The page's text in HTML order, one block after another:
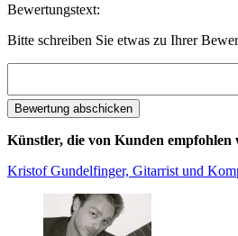
Bewertungstext:
Bitte schreiben Sie etwas zu Ihrer
Künstler, die von Kunden empfohlen
Kristof Gundelfinger, Gitarrist und